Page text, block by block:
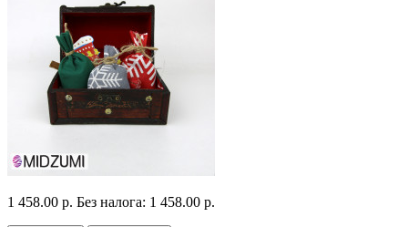
1 458.00 р. Без налога: 1 458.00 р.